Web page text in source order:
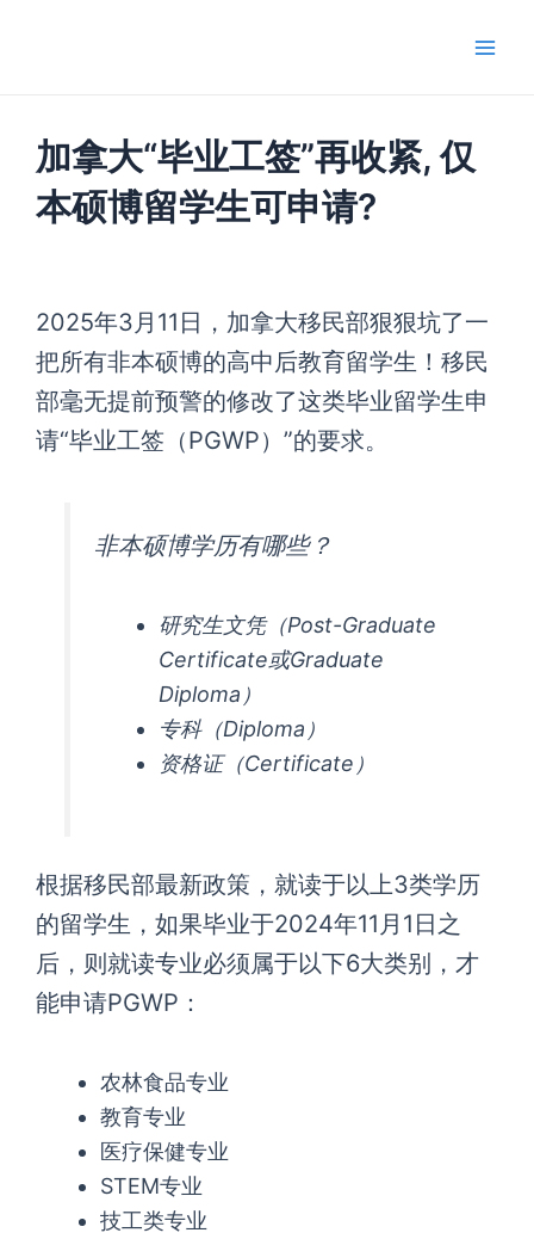
加拿大“毕业工签”再收紧, 仅
本硕博留学生可申请?
2025年3月11日，加拿大移民部狠狠坑了一
把所有非本硕博的高中后教育留学生！移民
部毫无提前预警的修改了这类毕业留学生申
请“毕业工签（PGWP）”的要求。
非本硕博学历有哪些？
研究生文凭（Post-Graduate
Certificate或Graduate
Diploma）
专科（Diploma）
资格证（Certificate）
根据移民部最新政策，就读于以上3类学历
的留学生，如果毕业于2024年11月1日之
后，则就读专业必须属于以下6大类别，才
能申请PGWP：
农林食品专业
教育专业
医疗保健专业
STEM专业
技工类专业